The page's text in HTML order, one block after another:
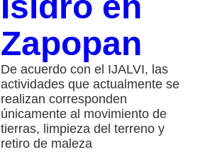
Zapopan
De acuerdo con el IJALVI, las
actividades que actualmente se
realizan corresponden
únicamente al movimiento de
tierras, limpieza del terreno y
retiro de maleza